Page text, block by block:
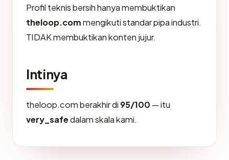
Profil teknis bersih hanya membuktikan
theloop.commengikuti standar pipa industri.
TIDAK membuktikan konten jujur.
Intinya
theloop.com berakhir di 95/100 — itu
very_safedalam skala kami.